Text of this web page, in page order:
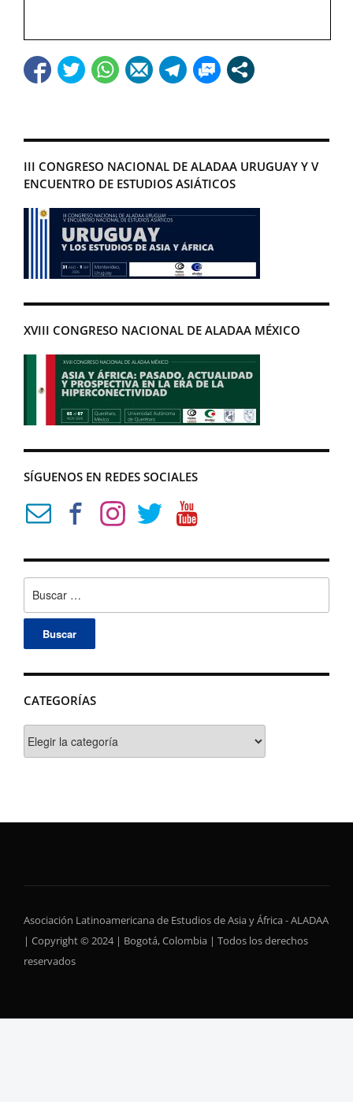
III CONGRESO NACIONAL DE ALADAA URUGUAY Y V
ENCUENTRO DE ESTUDIOS ASIÁTICOS
XVIII CONGRESO NACIONAL DE ALADAA MÉXICO
SÍGUENOS EN REDES SOCIALES
CATEGORÍAS
Asociación Latinoamericana de Estudios de Asia y África - ALADAA
| Copyright © 2024 | Bogotá, Colombia | Todos los derechos
reservados